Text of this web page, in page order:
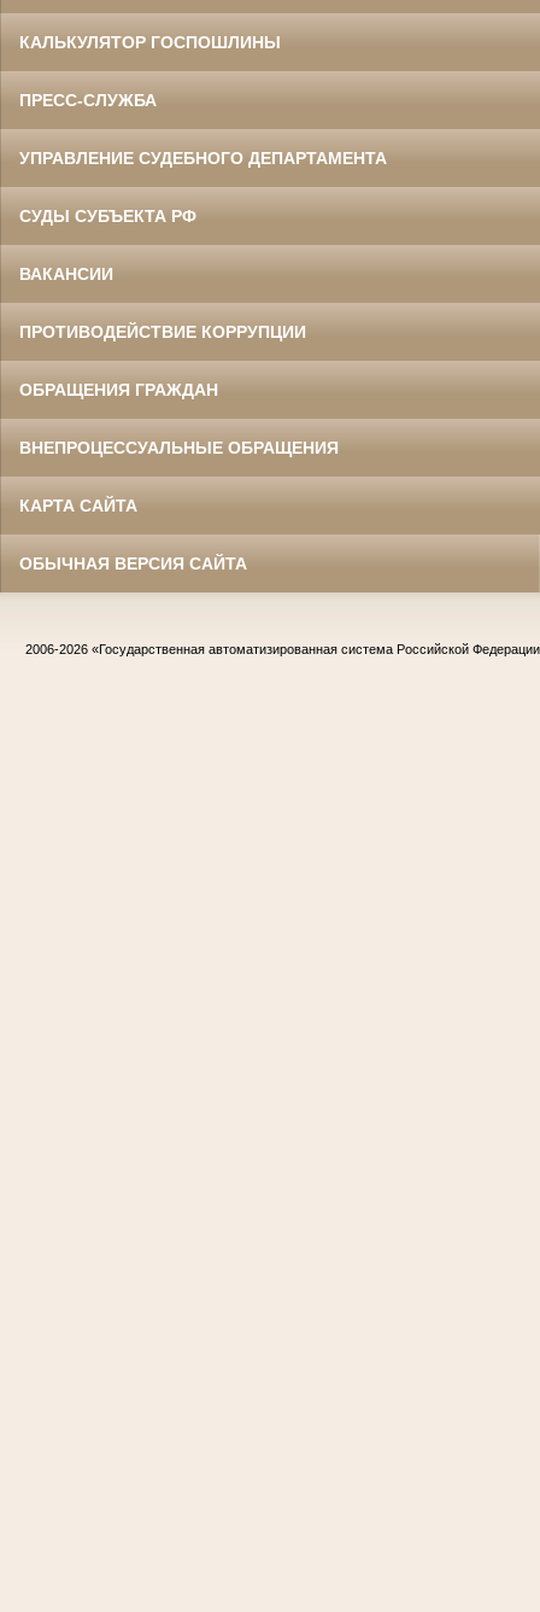
КАЛЬКУЛЯТОР ГОСПОШЛИНЫ
ПРЕСС-СЛУЖБА
УПРАВЛЕНИЕ СУДЕБНОГО ДЕПАРТАМЕНТА
СУДЫ СУБЪЕКТА РФ
ВАКАНСИИ
ПРОТИВОДЕЙСТВИЕ КОРРУПЦИИ
ОБРАЩЕНИЯ ГРАЖДАН
ВНЕПРОЦЕССУАЛЬНЫЕ ОБРАЩЕНИЯ
КАРТА САЙТА
ОБЫЧНАЯ ВЕРСИЯ САЙТА
2006-2026 «Государственная автоматизированная система Российской